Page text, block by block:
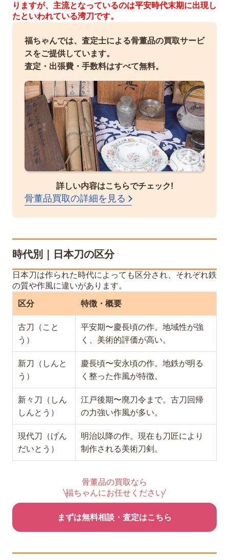
りますが、主流となっているのは平安時代末期に出現し
たといわれている湾刀です。
福ちゃんでは、査定士による骨董品の買取サービ
スをご提供しています。
査定・出張費・手数料はすべて無料。
詳しい内容はこちらでチェック!
骨董品買取の詳細を見る
時代別｜日本刀の区分
日本刀は作られた時代によっても区分され、それぞれ鉄
の質や作風に違いがあります。
区分 特徴・概要
古刀（こと
う）
平安期〜慶長頃の作。地域性が強
く、美術的評価が高い。
新刀（しんと
う）
慶長頃〜安永頃の作。地鉄が明る
く整った作風が特徴。
新々刀（しん
しんとう）
江戸後期〜廃刀令まで。古刀回帰
の力強い作風が多い。
現代刀（げん
だいとう）
明治以降の作。現在も刀匠により
制作される美術刀剣。
骨董品の買取なら
福ちゃんにお任せください
まずは無料相談・査定はこちら